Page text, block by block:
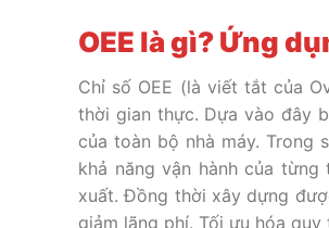
OEE là gì? Ứng
Chỉ số OEE (là viết tắt của
thời gian thực. Dựa vào đây
của toàn bộ nhà máy. Trong
khả năng vận hành của
xuất. Đồng thời xây dựng
giảm lãng phí. Tối ưu hóa